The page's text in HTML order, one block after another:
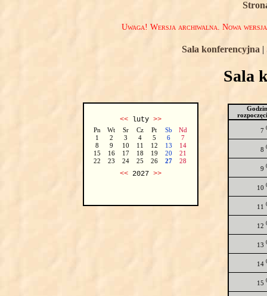
Uwaga! Wersja archiwalna. Nowa
Sala konferencyjna |
Sala
<<luty >>
Pn Wt Sr Cz Pt Sb
Nd
1
2 3 4 5 6
7
8
9 10 11 12 13
14
15
16 17 18 19 20
21
22
23 24 25 26 27 28
<<2027 >>
7
8
9
10
11
12
13
14
15